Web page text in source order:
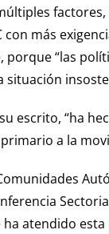
con más
“las
situación
escrito, “ha
a la
atendido